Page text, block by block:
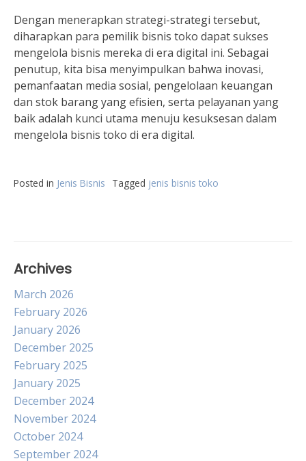
Dengan menerapkan strategi-strategi tersebut,
diharapkan para pemilik bisnis toko dapat sukses
mengelola bisnis mereka di era digital ini. Sebagai
penutup, kita bisa menyimpulkan bahwa inovasi,
pemanfaatan media sosial, pengelolaan keuangan
dan stok barang yang efisien, serta pelayanan yang
baik adalah kunci utama menuju kesuksesan dalam
mengelola bisnis toko di era digital.
Posted in Jenis Bisnis Tagged jenis bisnis toko
Archives
March 2026
February 2026
January 2026
December 2025
February 2025
January 2025
December 2024
November 2024
October 2024
September 2024